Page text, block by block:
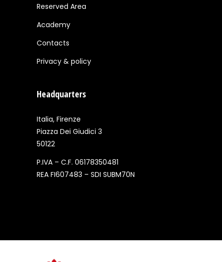
Reserved Area
Academy
Contacts
Privacy & policy
Headquarters
Italia, Firenze
Piazza Dei Giudici 3
50122
P.IVA – C.F. 06178350481
REA FI607483 – SDI SUBM70N